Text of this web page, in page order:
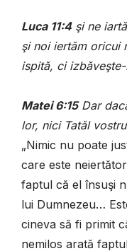
Luca 11:4şi ne
şi noi iertăm oricui
ispită, ci
Matei 6:15Dar
lor, nici Tatăl
„Nimic nu poate
care este
faptul că el însuşi
lui Dumnezeu…
cineva să fi primit
nemilos arată